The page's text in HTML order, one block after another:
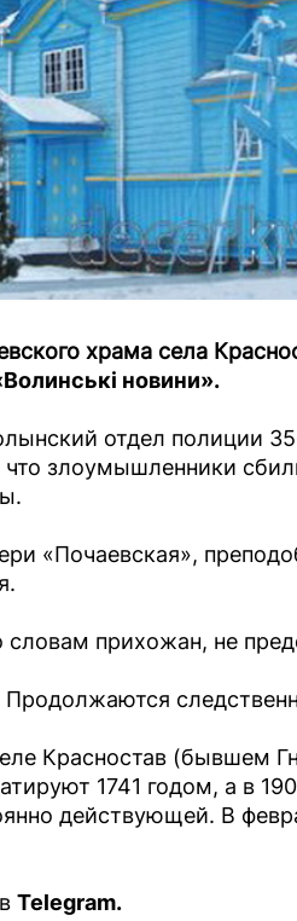
храма села
новини».
отдел полиции
злоумышленники
«Почаевская»,
прихожан, не
Красностав (бывшем
1741 годом, а в
действующей. В
Telegram.